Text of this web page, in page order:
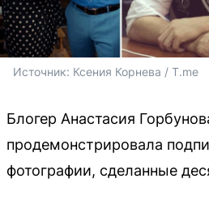
Источник: Ксения Корнева / T.me
Блогер Анастасия
продемонстрировала
фотографии, сделанные